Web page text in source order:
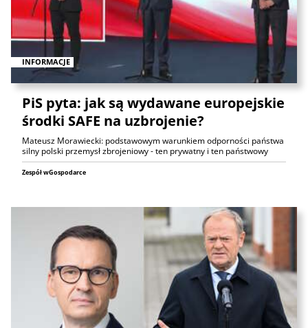
INFORMACJE
PiS pyta: jak są wydawane europejskie
środki SAFE na uzbrojenie?
Mateusz Morawiecki: podstawowym warunkiem odporności państwa
silny polski przemysł zbrojeniowy - ten prywatny i ten państwowy
Zespół wGospodarce